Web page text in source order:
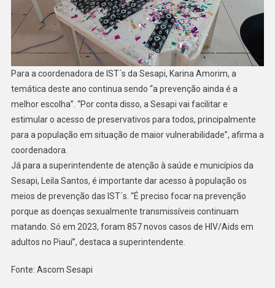
Para a coordenadora de IST´s da Sesapi, Karina Amorim, a
temática deste ano continua sendo “a prevenção ainda é a
melhor escolha”. “Por conta disso, a Sesapi vai facilitar e
estimular o acesso de preservativos para todos, principalmente
para a população em situação de maior vulnerabilidade”, afirma a
coordenadora.
Já para a superintendente de atenção à saúde e municípios da
Sesapi, Leila Santos, é importante dar acesso à população os
meios de prevenção das IST´s. “É preciso focar na prevenção
porque as doenças sexualmente transmissíveis continuam
matando. Só em 2023, foram 857 novos casos de HIV/Aids em
adultos no Piauí”, destaca a superintendente.
Fonte: Ascom Sesapi